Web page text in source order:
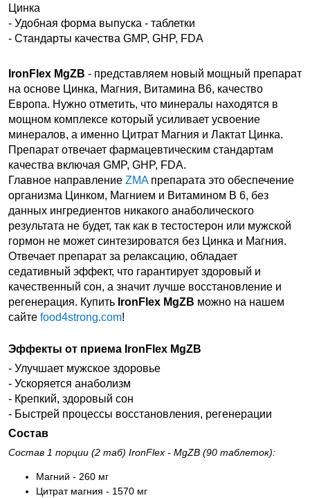
Цинка
- Удобная форма выпуска - таблетки
- Стандарты качества GMP, GHP, FDA
IronFlex MgZB - представляем новый мощный препарат
на основе Цинка, Магния, Витамина В6, качество
Европа. Нужно отметить, что минералы находятся в
мощном комплексе который усиливает усвоение
минералов, а именно Цитрат Магния и Лактат Цинка.
Препарат отвечает фармацевтическим стандартам
качества включая GMP, GHP, FDA.
Главное направление ZMAпрепарата это обеспечение
организма Цинком, Магнием и Витамином В 6, без
данных ингредиентов никакого анаболического
результата не будет, так как в тестостерон или мужской
гормон не может синтезироватся без Цинка и Магния.
Отвечает препарат за релаксацию, обладает
седативный эффект, что гарантирует здоровый и
качественный сон, а значит лучше восстановление и
регенерация. Купить IronFlex MgZB можно на нашем
сайте food4strong.com!
Эффекты от приема IronFlex MgZB
- Улучшает мужское здоровье
- Ускоряется анаболизм
- Крепкий, здоровый сон
- Быстрей процессы восстановления, регенерации
Состав
Состав 1 порции (2 таб) IronFlex - MgZB (90 таблеток):
Магний - 260 мг
Цитрат магния - 1570 мг